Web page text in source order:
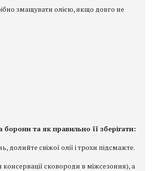
змащувати олією, якщо довго не
та як правильно її зберігати:
свіжої олії і трохи підсмажте.
сковороди в міжсезоння), а